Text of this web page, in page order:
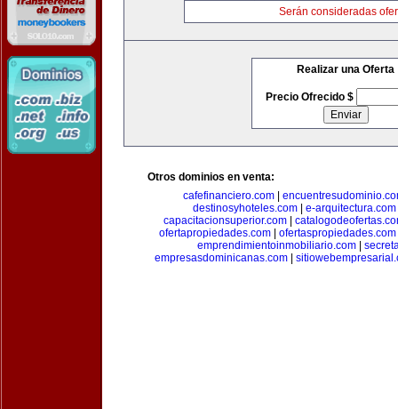
Serán consideradas
Realizar una Oferta
Precio Ofrecido $
Otros dominios en venta:
cafefinanciero.com
destinosyhoteles.com
e-arquitectura.com
capacitacionsuperior.com
ofertapropiedades.com
ofertaspropiedades.com
emprendimientoinmobiliario.com|
empresasdominicanas.com|